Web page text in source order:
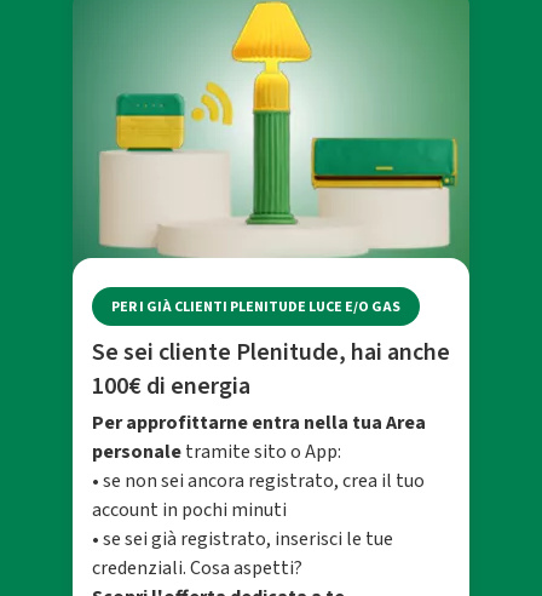
PER I GIÀ CLIENTI PLENITUDE LUCE E/O GAS
Se sei cliente Plenitude, hai anche
100€ di energia
Per approfittarne entra nella tua Area
personaletramite sito o App:
• se non sei ancora registrato, crea il tuo
account in pochi minuti
• se sei già registrato, inserisci le tue
credenziali. Cosa aspetti?